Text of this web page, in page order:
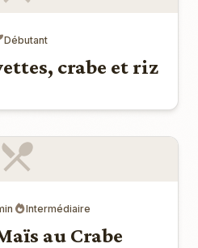
Débutant
crabe et riz
Intermédiaire
au Crabe